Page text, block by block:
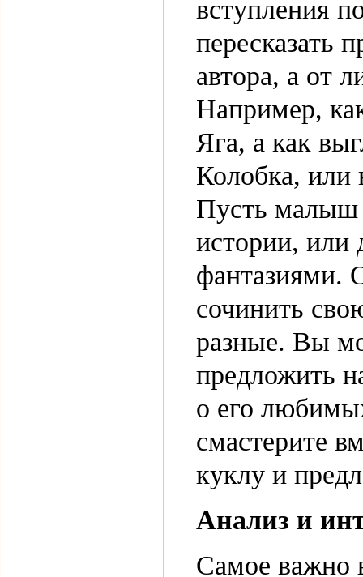
вступления
пересказать
автора, а от
Например,
Яга, а как
Колобка, или
Пусть малыш
истории, или
фантазиями.
сочинить
разные. Вы
предложить
о его
смастерите
куклу и
Анализ и
Самое важно